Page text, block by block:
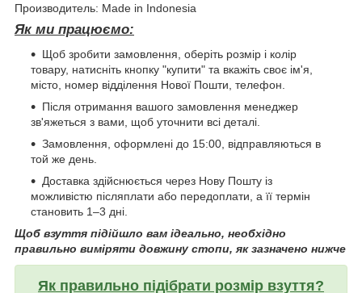
Производитель: Made in Indonesia
Як ми працюємо:
Щоб зробити замовлення, оберіть розмір і колір
товару, натисніть кнопку "купити" та вкажіть своє ім'я,
місто, номер відділення Нової Пошти, телефон.
Після отримання вашого замовлення менеджер
зв'яжеться з вами, щоб уточнити всі деталі.
Замовлення, оформлені до 15:00, відправляються в
той же день.
Доставка здійснюється через Нову Пошту із
можливістю післяплати або передоплати, а її термін
становить 1–3 дні.
Щоб взуття підійшло вам ідеально, необхідно
правильно виміряти довжину стопи, як зазначено нижче
Як правильно підібрати розмір взуття?